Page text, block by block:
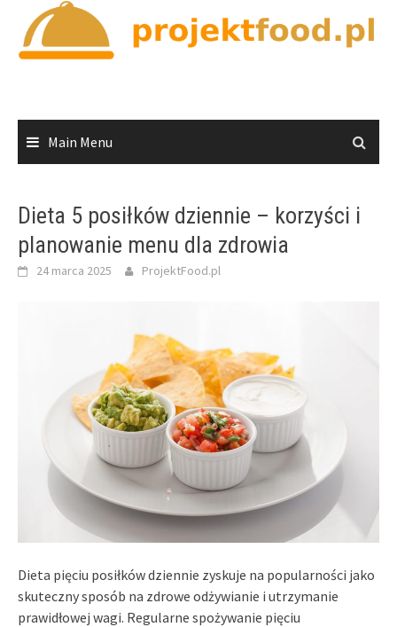
content
Main Menu
Dieta 5 posiłków dziennie – korzyści i
planowanie menu dla zdrowia
24 marca 2025 ProjektFood.pl
Dieta pięciu posiłków dziennie zyskuje na popularności jako
skuteczny sposób na zdrowe odżywianie i utrzymanie
prawidłowej wagi. Regularne spożywanie pięciu